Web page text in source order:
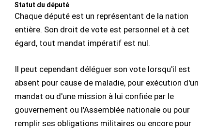
Statut du député
Chaque député est un représentant de la nation
entière. Son droit de vote est personnel et à cet
égard, tout mandat impératif est nul.
Il peut cependant déléguer son vote lorsqu'il est
absent pour cause de maladie, pour exécution d'un
mandat ou d'une mission à lui confiée par le
gouvernement ou l'Assemblée nationale ou pour
remplir ses obligations militaires ou encore pour